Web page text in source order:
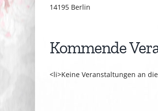
14195 Berlin
Kommende
<li>Keine Veranstaltungen an